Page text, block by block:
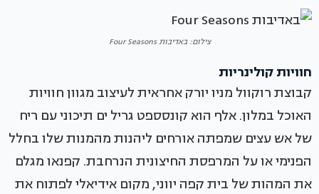
צילום: באדיבות Four Seasons
חוויות קולינריות
קבוצת רוקוול מניו יורק אחראית לעיצוב מגוון חוויות
האוכל במלון. אלף הוא קונסספט גריל ים תיכוני עם ריח
של אש עצים שמפתה אורחים ליהנות מהמנות שלו בחלל
הפנימי או על המרפסת החיצונית הנרחבת. קפנאו מגלם
את המהות של בית קפה יווני, מקום אידיאלי לפתוח את